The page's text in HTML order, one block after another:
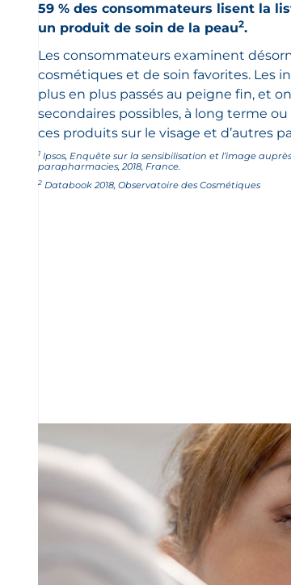
59 % des consommateurs lisent la
un produit de soin de la peau2.
Les consommateurs examinent
cosmétiques et de soin favorites. Les
plus en plus passés au peigne fin, et
secondaires possibles, à long terme
ces produits sur le visage et d’autres
1 Ipsos, Enquête sur la sensibilisation et l’image
parapharmacies, 2018, France.
2 Databook 2018, Observatoire des Cosmétiques